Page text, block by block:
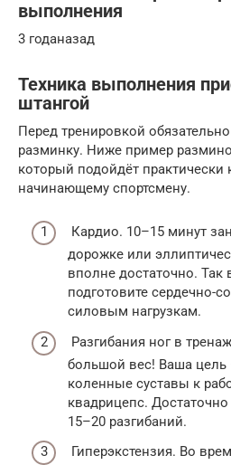
выполнения
3 годаназад
Техника выполнения
штангой
Перед тренировкой
разминку. Ниже пример
который подойдёт
начинающему спортсмену.
Кардио. 10–15 минут
дорожке или
вполне достаточно.
подготовите сердечно-
силовым нагрузкам.
Разгибания ног в
большой вес! Ваша цель
коленные суставы к
квадрицепс.
15–20 разгибаний.
Гиперэкстензия. Во